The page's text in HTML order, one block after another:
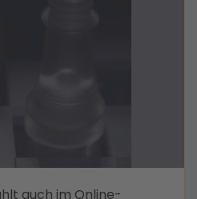
auch im Online-